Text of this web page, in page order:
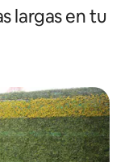
largas en tu